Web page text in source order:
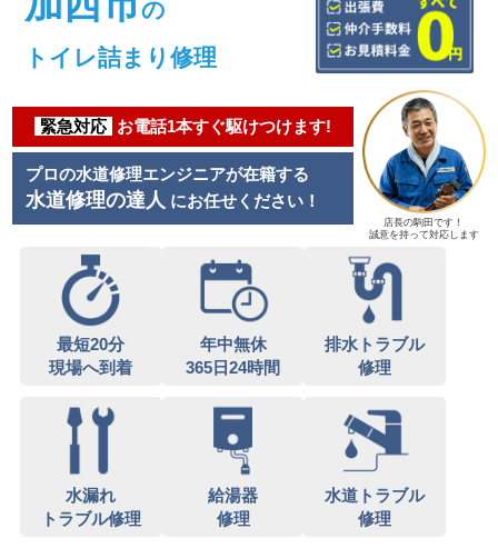
の
トイレ詰まり修理
緊急対応 お電話1本すぐ駆けつけます!
プロの水道修理エンジニアが在籍する
水道修理の達人 にお任せください！
店長の駒田です！
誠意を持って対応します
最短20分
現場へ到着
年中無休
365日24時間
排水トラブル
修理
水漏れ
トラブル修理
給湯器
修理
水道トラブル
修理